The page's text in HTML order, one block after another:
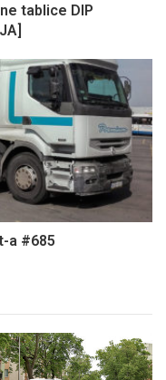
tablice DIP
a #685